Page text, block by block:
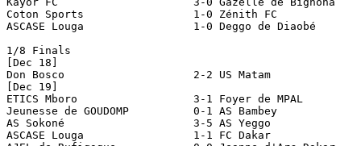
Coton Sports                 1-0 Zénith FC
ASCASE Louga                 1-0 Deggo de Diaobé
1/8 Finals
[Dec 18]
Don Bosco                    2-2 US Matam
[Dec 19]
ETICS Mboro                  3-1 Foyer de MPAL
Jeunesse de GOUDOMP          0-1 AS Bambey
AS Sokoné                    3-5 AS Yeggo
ASCASE Louga                 1-1 FC Dakar